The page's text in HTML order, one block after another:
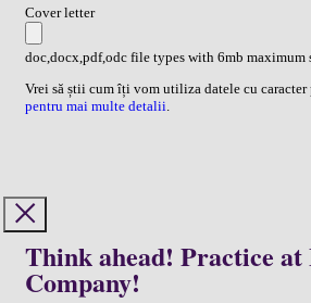
Cover letter
doc,docx,pdf,odc file types with 6mb maximum
Vrei să știi cum îți vom utiliza datele cu caracter
pentru mai multe detalii.
Think ahead! Practice
Company!